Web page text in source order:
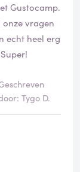
Gustocamp.
vragen
echt heel erg
Tygo D.